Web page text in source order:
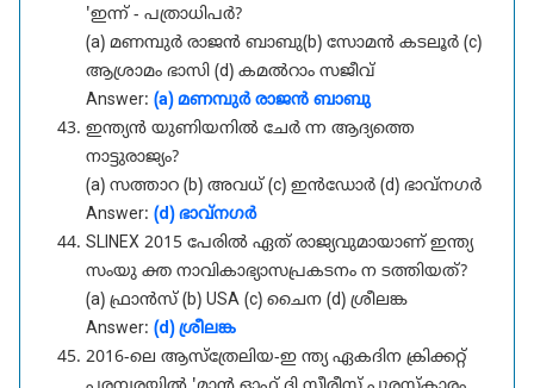
'ഇന്ന് - പത്രാധിപർ?
(a) മണമ്പുർ രാജൻ ബാബു(b) സോമൻ കടലൂർ (c)
ആശ്രാമം ഭാസി (d) കമൽറാം സജീവ്
Answer: (a) മണമ്പുർ രാജൻ ബാബു
ഇന്ത്യൻ യുണിയനിൽ ചേർ ന്ന ആദ്യത്തെ
നാട്ടുരാജ്യം?
(a) സത്താറ (b) അവധ് (c) ഇൻഡോർ (d) ഭാവ്നഗർ
Answer: (d) ഭാവ്നഗർ
SLINEX 2015 പേരിൽ ഏത് രാജ്യവുമായാണ് ഇന്ത്യ
സംയു ക്ത നാവികാഭ്യാസപ്രകടനം ന ടത്തിയത്?
(a) ഫ്രാൻസ് (b) USA (c) ചൈന (d) ശ്രീലങ്ക
Answer: (d) ശ്രീലങ്ക
2016-ലെ ആസ്ത്രേലിയ-ഇ ന്ത്യ ഏകദിന ക്രിക്കറ്റ്